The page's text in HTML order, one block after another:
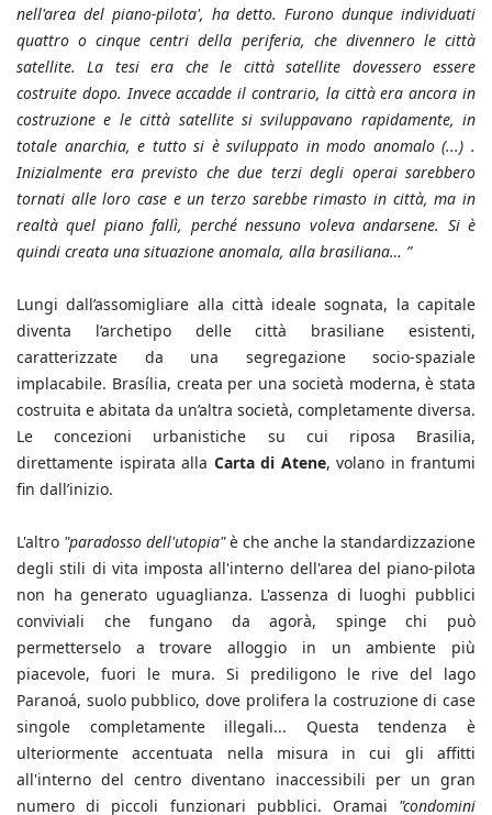
nell'area del piano-pilota', ha detto. Furono dunque individuati
quattro o cinque centri della periferia, che divennero le città
satellite. La tesi era che le città satellite dovessero essere
costruite dopo. Invece accadde il contrario, la città era ancora in
costruzione e le città satellite si sviluppavano rapidamente, in
totale anarchia, e tutto si è sviluppato in modo anomalo (...) .
Inizialmente era previsto che due terzi degli operai sarebbero
tornati alle loro case e un terzo sarebbe rimasto in città, ma in
realtà quel piano fallì, perché nessuno voleva andarsene. Si è
quindi creata una situazione anomala, alla brasiliana… ”
Lungi dall’assomigliare alla città ideale sognata, la capitale
diventa l’archetipo delle città brasiliane esistenti,
caratterizzate da una segregazione socio-spaziale
implacabile. Brasília, creata per una società moderna, è stata
costruita e abitata da un’altra società, completamente diversa.
Le concezioni urbanistiche su cui riposa Brasilia,
direttamente ispirata alla Carta di Atene, volano in frantumi
fin dall’inizio.
L'altro "paradosso dell'utopia"è che anche la standardizzazione
degli stili di vita imposta all'interno dell'area del piano-pilota
non ha generato uguaglianza. L'assenza di luoghi pubblici
conviviali che fungano da agorà, spinge chi può
permetterselo a trovare alloggio in un ambiente più
piacevole, fuori le mura. Si prediligono le rive del lago
Paranoá, suolo pubblico, dove prolifera la costruzione di case
singole completamente illegali... Questa tendenza è
ulteriormente accentuata nella misura in cui gli affitti
all'interno del centro diventano inaccessibili per un gran
numero di piccoli funzionari pubblici. Oramai "condomini